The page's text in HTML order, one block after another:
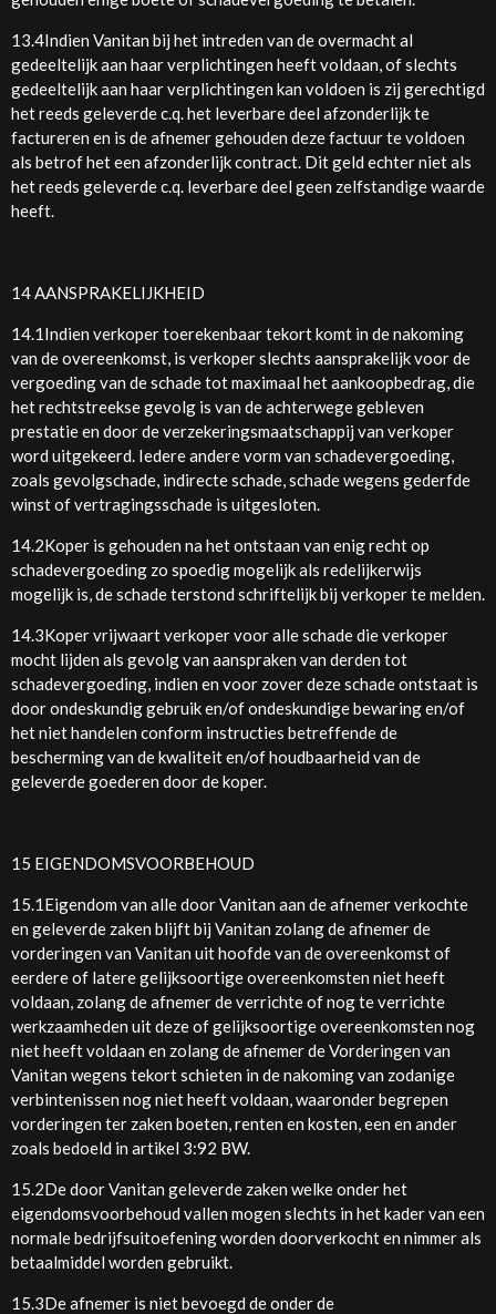
13.4Indien Vanitan bij het intreden van de overmacht al
gedeeltelijk aan haar verplichtingen heeft voldaan, of slechts
gedeeltelijk aan haar verplichtingen kan voldoen is zij gerechtigd
het reeds geleverde c.q. het leverbare deel afzonderlijk te
factureren en is de afnemer gehouden deze factuur te voldoen
als betrof het een afzonderlijk contract. Dit geld echter niet als
het reeds geleverde c.q. leverbare deel geen zelfstandige waarde
heeft.
14 AANSPRAKELIJKHEID
14.1Indien verkoper toerekenbaar tekort komt in de nakoming
van de overeenkomst, is verkoper slechts aansprakelijk voor de
vergoeding van de schade tot maximaal het aankoopbedrag, die
het rechtstreekse gevolg is van de achterwege gebleven
prestatie en door de verzekeringsmaatschappij van verkoper
word uitgekeerd. Iedere andere vorm van schadevergoeding,
zoals gevolgschade, indirecte schade, schade wegens gederfde
winst of vertragingsschade is uitgesloten.
14.2Koper is gehouden na het ontstaan van enig recht op
schadevergoeding zo spoedig mogelijk als redelijkerwijs
mogelijk is, de schade terstond schriftelijk bij verkoper te melden.
14.3Koper vrijwaart verkoper voor alle schade die verkoper
mocht lijden als gevolg van aanspraken van derden tot
schadevergoeding, indien en voor zover deze schade ontstaat is
door ondeskundig gebruik en/of ondeskundige bewaring en/of
het niet handelen conform instructies betreffende de
bescherming van de kwaliteit en/of houdbaarheid van de
geleverde goederen door de koper.
15 EIGENDOMSVOORBEHOUD
15.1Eigendom van alle door Vanitan aan de afnemer verkochte
en geleverde zaken blijft bij Vanitan zolang de afnemer de
vorderingen van Vanitan uit hoofde van de overeenkomst of
eerdere of latere gelijksoortige overeenkomsten niet heeft
voldaan, zolang de afnemer de verrichte of nog te verrichte
werkzaamheden uit deze of gelijksoortige overeenkomsten nog
niet heeft voldaan en zolang de afnemer de Vorderingen van
Vanitan wegens tekort schieten in de nakoming van zodanige
verbintenissen nog niet heeft voldaan, waaronder begrepen
vorderingen ter zaken boeten, renten en kosten, een en ander
zoals bedoeld in artikel 3:92 BW.
15.2De door Vanitan geleverde zaken welke onder het
eigendomsvoorbehoud vallen mogen slechts in het kader van een
normale bedrijfsuitoefening worden doorverkocht en nimmer als
betaalmiddel worden gebruikt.
15.3De afnemer is niet bevoegd de onder de